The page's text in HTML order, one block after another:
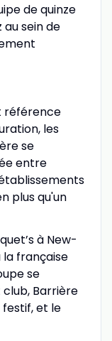
de quinze
sein de
référence
les
se
entre
plus qu'un
à New-
la française
se
club, Barrière
festif, et le